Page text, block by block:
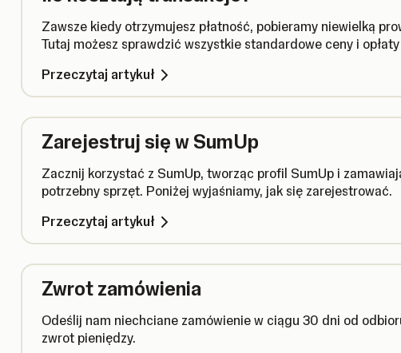
Zawsze kiedy otrzymujesz płatność, pobieramy niewielką
Tutaj możesz sprawdzić wszystkie standardowe ceny i
Przeczytaj artykuł
Zarejestruj się w SumUp
Zacznij korzystać z SumUp, tworząc profil SumUp i
potrzebny sprzęt. Poniżej wyjaśniamy, jak się zarejestrować.
Przeczytaj artykuł
Zwrot zamówienia
Odeślij nam niechciane zamówienie w ciągu 30 dni od
zwrot pieniędzy.